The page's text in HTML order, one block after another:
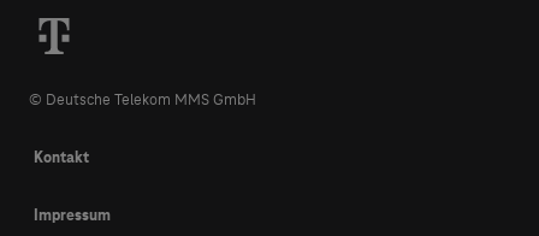
© Deutsche Telekom MMS GmbH
Kontakt
Impressum